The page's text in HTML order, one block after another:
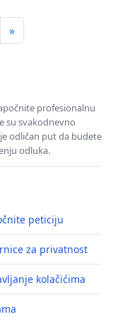
»
profesionalnu
su svakodnevno
odličan put da budete
odluka.
peticiju
za privatnost
kolačićima